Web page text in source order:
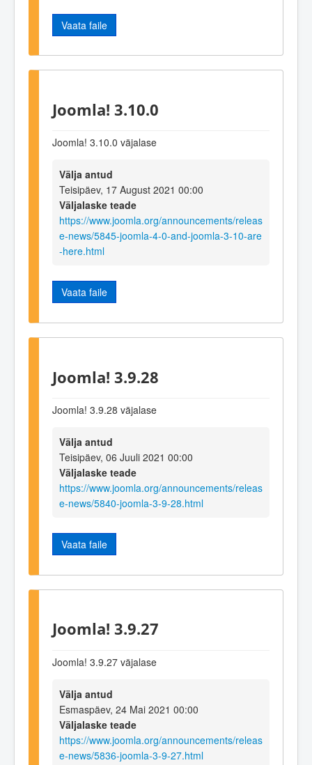
Vaata faile
Joomla! 3.10.0
Joomla! 3.10.0 väjalase
Välja antud
Teisipäev, 17 August 2021 00:00
Väljalaske teade
https://www.joomla.org/announcements/releas
e-news/5845-joomla-4-0-and-joomla-3-10-are
-here.html
Vaata faile
Joomla! 3.9.28
Joomla! 3.9.28 väjalase
Välja antud
Teisipäev, 06 Juuli 2021 00:00
Väljalaske teade
https://www.joomla.org/announcements/releas
e-news/5840-joomla-3-9-28.html
Vaata faile
Joomla! 3.9.27
Joomla! 3.9.27 väjalase
Välja antud
Esmaspäev, 24 Mai 2021 00:00
Väljalaske teade
https://www.joomla.org/announcements/releas
e-news/5836-joomla-3-9-27.html